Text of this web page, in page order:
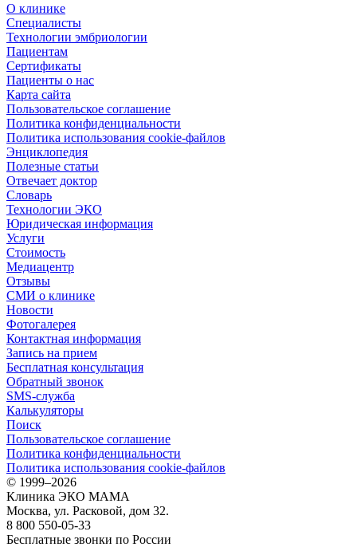
О клинике
Специалисты
Технологии эмбриологии
Пациентам
Сертификаты
Пациенты о нас
Карта сайта
Пользовательское соглашение
Политика конфиденциальности
Политика использования cookie-файлов
Энциклопедия
Полезные статьи
Отвечает доктор
Словарь
Технологии ЭКО
Юридическая информация
Услуги
Стоимость
Медиацентр
Отзывы
СМИ о клинике
Новости
Фотогалерея
Контактная информация
Запись на прием
Бесплатная консультация
Обратный звонок
SMS-служба
Калькуляторы
Поиск
Пользовательское соглашение
Политика конфиденциальности
Политика использования cookie-файлов
© 1999–2026
Клиника ЭКО МАМА
Москва, ул. Расковой, дом 32.
8 800 550-05-33
Бесплатные звонки по России